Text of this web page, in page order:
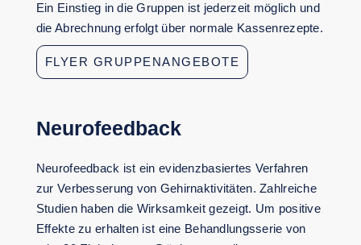
Ein Einstieg in die Gruppen ist jederzeit möglich und
die Abrechnung erfolgt über normale Kassenrezepte.
FLYER GRUPPENANGEBOTE
Neurofeedback
Neurofeedback ist ein evidenzbasiertes Verfahren
zur Verbesserung von Gehirnaktivitäten. Zahlreiche
Studien haben die Wirksamkeit gezeigt. Um positive
Effekte zu erhalten ist eine Behandlungsserie von